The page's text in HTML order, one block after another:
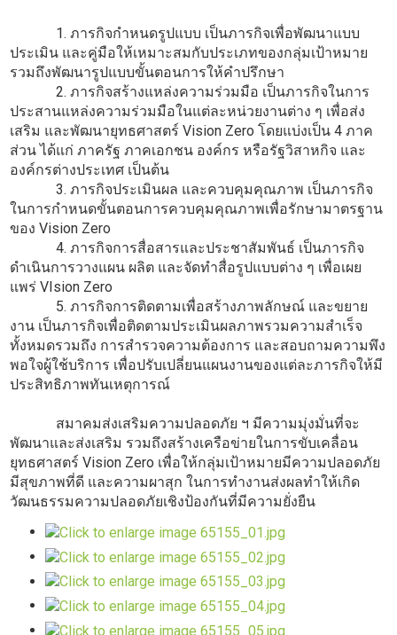
1. ภารกิจกำหนดรูปแบบ เป็นภารกิจเพื่อพัฒนาแบบ
ประเมิน และคู่มือให้เหมาะสมกับประเภทของกลุ่มเป้าหมาย
รวมถึงพัฒนารูปแบบขั้นตอนการให้คำปรึกษา
2. ภารกิจสร้างแหล่งความร่วมมือ เป็นภารกิจในการ
ประสานแหล่งความร่วมมือในแต่ละหน่วยงานต่าง ๆ เพื่อส่ง
เสริม และพัฒนายุทธศาสตร์ Vision Zero โดยแบ่งเป็น 4 ภาค
ส่วน ได้แก่ ภาครัฐ ภาคเอกชน องค์กร หรือรัฐวิสาหกิจ และ
องค์กรต่างประเทศ เป็นต้น
3. ภารกิจประเมินผล และควบคุมคุณภาพ เป็นภารกิจ
ในการกำหนดขั้นตอนการควบคุมคุณภาพเพื่อรักษามาตรฐาน
ของ Vision Zero
4. ภารกิจการสื่อสารและประชาสัมพันธ์ เป็นภารกิจ
ดำเนินการวางแผน ผลิต และจัดทำสื่อรูปแบบต่าง ๆ เพื่อเผย
แพร่ VIsion Zero
5. ภารกิจการติดตามเพื่อสร้างภาพลักษณ์ และขยาย
งาน เป็นภารกิจเพื่อติดตามประเมินผลภาพรวมความสำเร็จ
ทั้งหมดรวมถึง การสำรวจความต้องการ และสอบถามความพึง
พอใจผู้ใช้บริการ ​เพื่อปรับเปลี่ยนแผนงานของแต่ละภารกิจให้มี
ประสิทธิภาพทันเหตุการณ์
สมาคมส่งเสริมความปลอดภัย ฯ มีความมุ่งมั่นที่จะ
พัฒนาและส่งเสริม รวมถึงสร้างเครือข่ายในการขับเคลื่อน
ยุทธศาสตร์ Vision Zero เพื่อให้กลุ่มเป้าหมายมีความปลอดภัย
มีสุขภาพที่ดี และความผาสุก ในการทำงานส่งผลทำให้เกิด
วัฒนธรรมความปลอดภัยเชิงป้องกันที่มีความยั่งยืน